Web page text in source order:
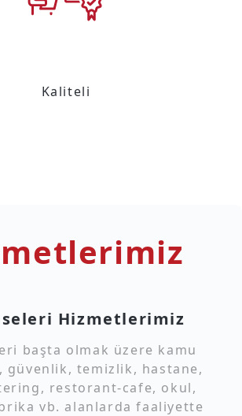
Kaliteli
Hizmetlerimiz
başta olmak üzere kamu
güvenlik, temizlik, hastane,
restorant-cafe, okul,
vb. alanlarda faaliyette